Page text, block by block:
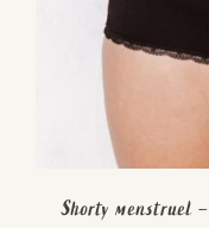
Shorty menstruel